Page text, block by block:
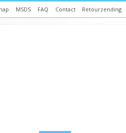
MSDS FAQ Contact Retourzending